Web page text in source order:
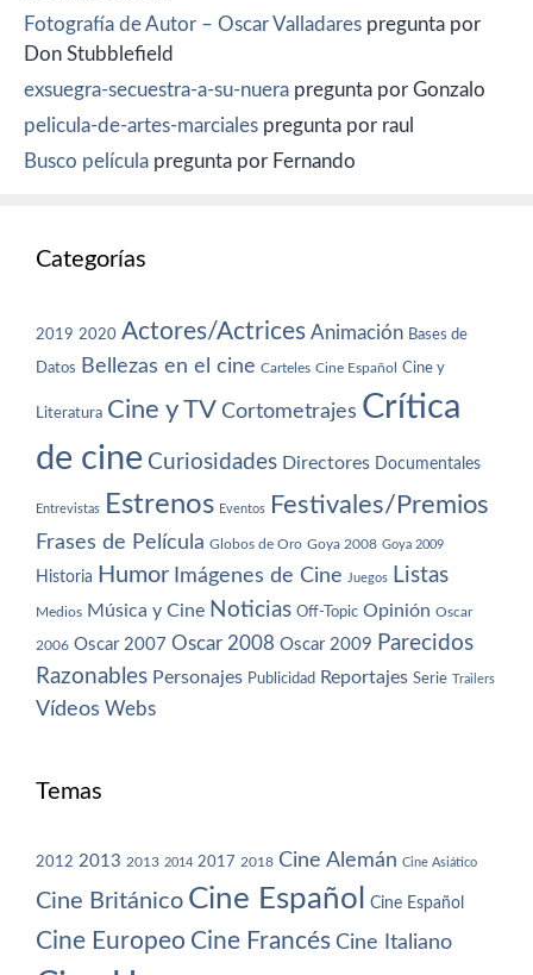
Fotografía de Autor – Oscar Valladares pregunta por
Don Stubblefield
exsuegra-secuestra-a-su-nuera pregunta por Gonzalo
pelicula-de-artes-marciales pregunta por raul
Busco película pregunta por Fernando
Categorías
2019 2020 Actores/Actrices Animación Bases de
Datos Bellezas en el cine Carteles Cine Español Cine y
Literatura Cine y TV Cortometrajes Crítica
de cine Curiosidades Directores Documentales
Entrevistas Estrenos Eventos Festivales/Premios
Frases de Película Globos de Oro Goya 2008 Goya 2009
Historia Humor Imágenes de Cine Juegos Listas
Medios Música y Cine Noticias Off-Topic Opinión Oscar
2006 Oscar 2007 Oscar 2008 Oscar 2009 Parecidos
Razonables Personajes Publicidad Reportajes Serie Trailers
Vídeos Webs
Temas
2012 2013 2013 2014 2017 2018 Cine Alemán Cine Asiático
Cine Británico Cine Español Cine Español
Cine Europeo Cine Francés Cine Italiano